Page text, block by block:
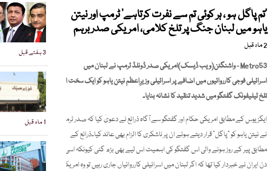
’تم پاگل ہو ، ہر کوئی تم سے نفرت کرتاہے‘ ٹرمپ اور نیتن
یاہو میں لبنان جنگ پر تلخ کلامی، امریکی صدر برہم
2 ماہ قبل
Metro53 - واشنگٹن(ویب ڈیسک)امریکی صدر ڈونلڈ ٹرمپ نے لبنان میں
اسرائیلی فوجی کارروائیوں میں اضافے پر اسرائیلی وزیرِاعظم نیتن یاہو کو ایک سخت اور
تلخ ٹیلیفونک گفتگو میں شدید تنقید کا نشانہ بنایا۔
ایگزیوس کے مطابق امریکی حکام اور گفتگو سے آگاہ ذرائع نے دعویٰ کیا کہ صدر ٹرمپ
نے نیتن یاہو کو "پاگل" قرار دیتے ہوئے ان پر ناشکری کا الزام بھی عائد کیا۔ذرائع کے
مطابق پیر کے روز ہونے والی اس گفتگو کی اہمیت اس لیے بھی بڑھ گئی کیونکہ اسی
دن ایران نے خبردار کیا تھا کہ اگر لبنان میں اسرائیلی کارروائیاں جاری رہیں تو وہ امریکہ
3 ہفتے قبل
1 ماہ قبل